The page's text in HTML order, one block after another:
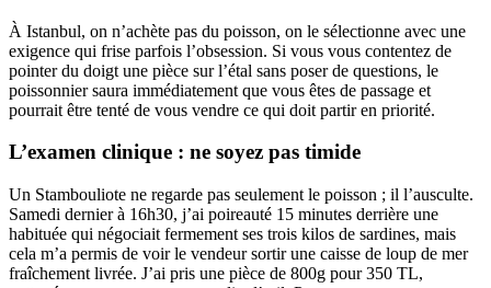
À Istanbul, on n’achète pas du poisson, on le sélectionne avec une
exigence qui frise parfois l’obsession. Si vous vous contentez de
pointer du doigt une pièce sur l’étal sans poser de questions, le
poissonnier saura immédiatement que vous êtes de passage et
pourrait être tenté de vous vendre ce qui doit partir en priorité.
L’examen clinique : ne soyez pas timide
Un Stambouliote ne regarde pas seulement le poisson ; il l’ausculte.
Samedi dernier à 16h30, j’ai poireauté 15 minutes derrière une
habituée qui négociait fermement ses trois kilos de sardines, mais
cela m’a permis de voir le vendeur sortir une caisse de loup de mer
fraîchement livrée. J’ai pris une pièce de 800g pour 350 TL,